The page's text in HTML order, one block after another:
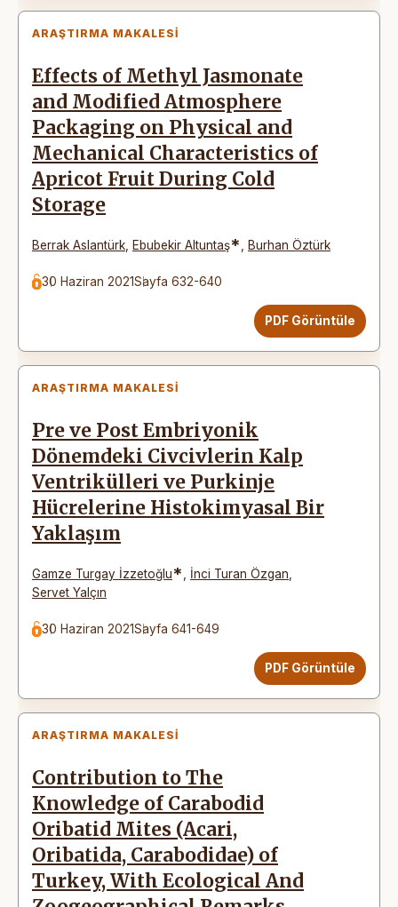
ARAŞTIRMA MAKALESI
Effects of Methyl Jasmonate
and Modified Atmosphere
Packaging on Physical and
Mechanical Characteristics of
Apricot Fruit During Cold
Storage
Berrak Aslantürk Ebubekir Altuntaş* Burhan Öztürk
30 Haziran 2021Sayfa 632-640
PDF Görüntüle
ARAŞTIRMA MAKALESI
Pre ve Post Embriyonik
Dönemdeki Civcivlerin Kalp
Ventrikülleri ve Purkinje
Hücrelerine Histokimyasal Bir
Yaklaşım
Gamze Turgay İzzetoğlu* İnci Turan Özgan
Servet Yalçın
30 Haziran 2021Sayfa 641-649
PDF Görüntüle
ARAŞTIRMA MAKALESI
Contribution to The
Knowledge of Carabodid
Oribatid Mites (Acari,
Oribatida, Carabodidae) of
Turkey, With Ecological And